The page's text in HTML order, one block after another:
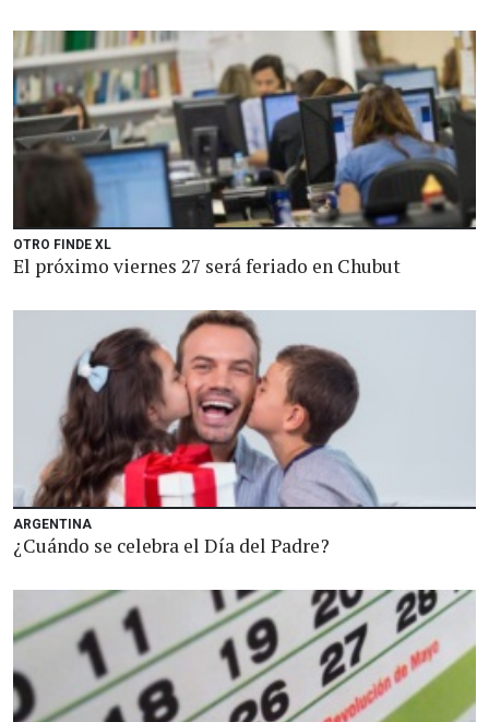
OTRO FINDE XL
El próximo viernes 27 será feriado en Chubut
ARGENTINA
¿Cuándo se celebra el Día del Padre?